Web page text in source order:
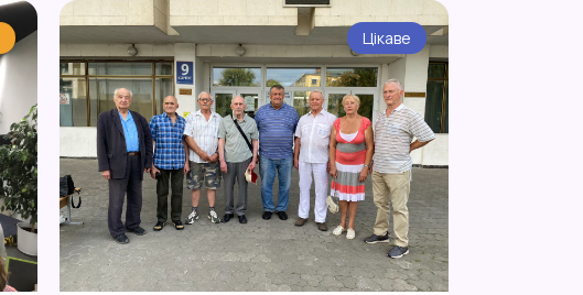
Цікаве